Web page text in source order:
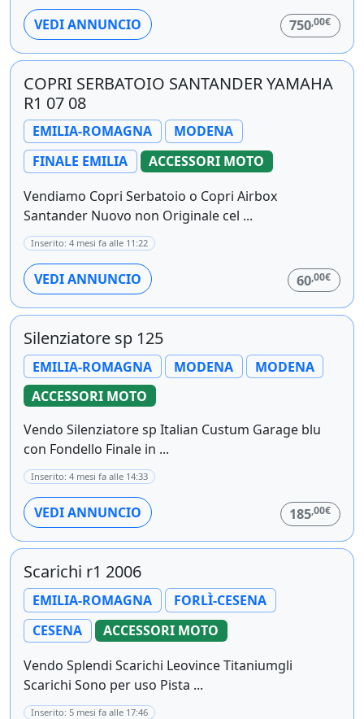
VEDI ANNUNCIO 750,00€
COPRI SERBATOIO SANTANDER YAMAHA
R1 07 08
EMILIA-ROMAGNA
MODENA
FINALE EMILIA
ACCESSORI MOTO
Vendiamo Copri Serbatoio o Copri Airbox
Santander Nuovo non Originale cel ...
Inserito: 4 mesi fa alle 11:22
VEDI ANNUNCIO 60,00€
Silenziatore sp 125
EMILIA-ROMAGNA MODENA
MODENA
ACCESSORI MOTO
Vendo Silenziatore sp Italian Custum Garage blu
con Fondello Finale in ...
Inserito: 4 mesi fa alle 14:33
VEDI ANNUNCIO 185,00€
Scarichi r1 2006
EMILIA-ROMAGNA
FORLÌ-CESENA
CESENA
ACCESSORI MOTO
Vendo Splendi Scarichi Leovince Titaniumgli
Scarichi Sono per uso Pista ...
Inserito: 5 mesi fa alle 17:46